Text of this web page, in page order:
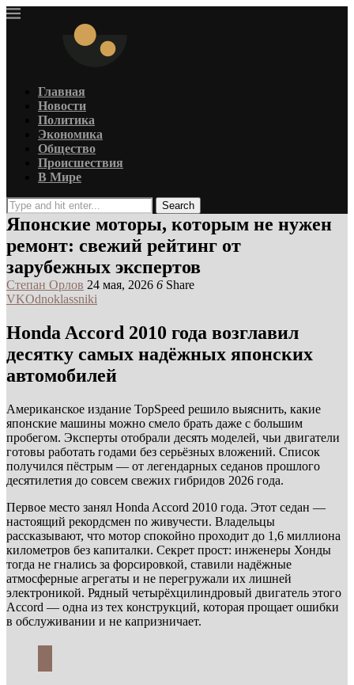
Главная
Новости
Политика
Экономика
Общество
Происшествия
В Мире
Search
Японские моторы, которым не нужен
ремонт: свежий рейтинг от
зарубежных экспертов
Степан Орлов 24 мая, 2026 6 Share
VKOdnoklassniki
Honda Accord 2010 года возглавил
десятку самых надёжных японских
автомобилей
Американское издание TopSpeed решило выяснить, какие
японские машины можно смело брать даже с большим
пробегом. Эксперты отобрали десять моделей, чьи двигатели
готовы работать годами без серьёзных вложений. Список
получился пёстрым — от легендарных седанов прошлого
десятилетия до совсем свежих гибридов 2026 года.
Первое место занял Honda Accord 2010 года. Этот седан —
настоящий рекордсмен по живучести. Владельцы
рассказывают, что мотор спокойно проходит до 1,6 миллиона
километров без капиталки. Секрет прост: инженеры Хонды
тогда не гнались за форсировкой, ставили надёжные
атмосферные агрегаты и не перегружали их лишней
электроникой. Рядный четырёхцилиндровый двигатель этого
Accord — одна из тех конструкций, которая прощает ошибки
в обслуживании и не капризничает.